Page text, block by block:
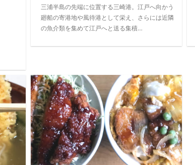
三浦半島の先端に位置する三崎港。江戸へ向かう
廻船の寄港地や風待港として栄え、さらには近隣
の魚介類を集めて江戸へと送る集積…